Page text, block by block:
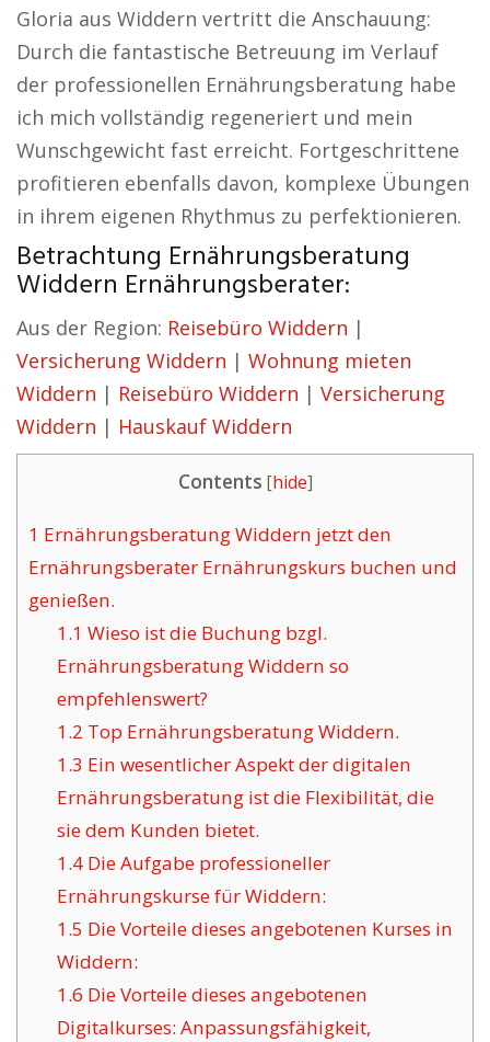
Gloria aus Widdern vertritt die Anschauung:
Durch die fantastische Betreuung im Verlauf
der professionellen Ernährungsberatung habe
ich mich vollständig regeneriert und mein
Wunschgewicht fast erreicht. Fortgeschrittene
profitieren ebenfalls davon, komplexe Übungen
in ihrem eigenen Rhythmus zu perfektionieren.
Betrachtung Ernährungsberatung
Widdern Ernährungsberater:
Aus der Region: Reisebüro Widdern |
Versicherung Widdern | Wohnung mieten
Widdern | Reisebüro Widdern | Versicherung
Widdern | Hauskauf Widdern
Contents [hide]
1 Ernährungsberatung Widdern jetzt den
Ernährungsberater Ernährungskurs buchen und
genießen.
1.1 Wieso ist die Buchung bzgl.
Ernährungsberatung Widdern so
empfehlenswert?
1.2 Top Ernährungsberatung Widdern.
1.3 Ein wesentlicher Aspekt der digitalen
Ernährungsberatung ist die Flexibilität, die
sie dem Kunden bietet.
1.4Die Aufgabe professioneller
Ernährungskurse für Widdern:
1.5 Die Vorteile dieses angebotenen Kurses in
Widdern:
1.6 Die Vorteile dieses angebotenen
Digitalkurses: Anpassungsfähigkeit,